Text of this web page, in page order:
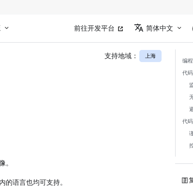
前往开发平台 简体中文
支持地域： 上海
。
语言也均可支持。
编
代
代